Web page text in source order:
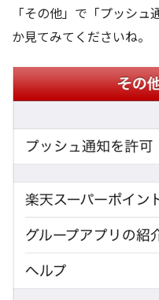
「その他」で「プッシ
か見てみてくださいね。